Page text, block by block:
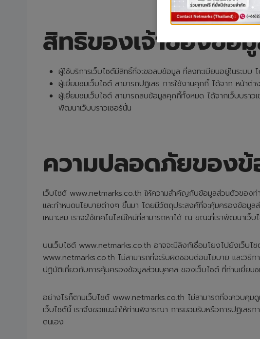
สิทธิของเจ้าของข้อ
ผู้ใช้บริการเว็บไซต์มีสิทธิ์ที่จะขอลบข้อมูล ที่ลงทะเบียนอยู่ในระบ
ผู้เยี่ยมชมเว็บไซต์ สามารถปฎิเสธ การใช้งานคุกกี้ ได้จาก หน้าต่
ผู้เยี่ยมชมเว็บไซต์ สามารถลบข้อมูลคุกกี้ทั้งหมด ได้จากเว็บบรา
พัฒนาเว็บบราวเซอร์นั้น
ความปลอดภัยของ
เว็บไซต์ www.netmarks.co.th ให้ความสำคัญกับข้อมูลส่วนตัวของท่
และกำหนดนโยบายต่างๆ ขึ้นมา โดยมีวัตถุประสงค์ที่จะคุ้มครองข้อมู
เหมาะสม เราจะใช้เทคโนโลยีใหม่ที่สามารถหาได้ ณ ขณะที่เราพัฒนาเ
บนเว็บไซต์ www.netmarks.co.th อาจจะมีลิงก์เชื่อมโยงไปยังเว็บไซ
www.netmarks.co.th ไม่สามารถที่จะรับผิดชอบต่อนโยบาย และวิธี
ปฏิบัติเกี่ยวกับการคุ้มครองข้อมูลส่วนบุคคล ของเว็บไซต์ ที่ท่านเยี่ยม
อย่างไรก็ตามเว็บไซต์ www.netmarks.co.th ไม่สามารถที่จะควบ
เว็บไซต์นี้ เราจึงขอแนะนำให้ท่านพิจารณา การยอมรับหรือการปฏิเส
ตนเอง